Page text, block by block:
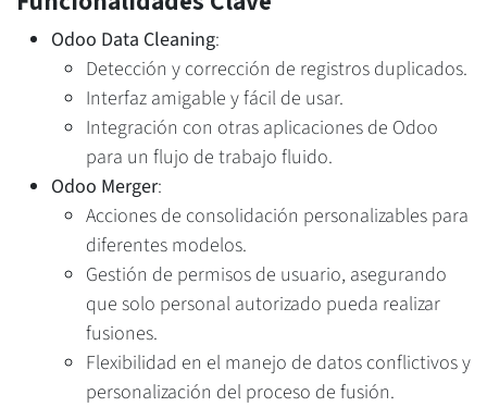
Odoo Data Cleaning:
Detección y corrección de registros duplicados.
Interfaz amigable y fácil de usar.
Integración con otras aplicaciones de Odoo
para un flujo de trabajo fluido.
Odoo Merger:
Acciones de consolidación personalizables para
diferentes modelos.
Gestión de permisos de usuario, asegurando
que solo personal autorizado pueda realizar
fusiones.
Flexibilidad en el manejo de datos conflictivos y
personalización del proceso de fusión.